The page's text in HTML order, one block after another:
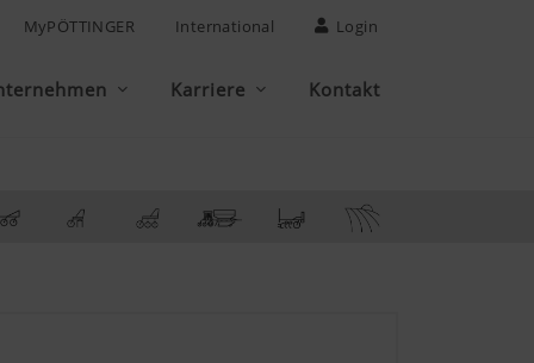
MyPÖTTINGER International Login
Karriere Kontakt